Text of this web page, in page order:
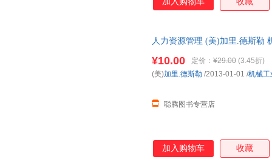
人力资源管理 (美)加里.德斯勒
¥10.00 定价： ¥29.00 (3.45折)
聪腾图书专营店
(美)加里.德斯勒 /2013-01-01 /机械工
加入购物车 收藏